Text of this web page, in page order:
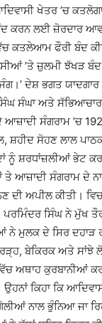
ਖੇਤਰ ’ਚ
ਕਰਨ ਲਈ ਜ਼ੋਰਦਾਰ
ਕਤਲੇਆਮ ਫੌਰੀ ਬੰਦ
’ਤੇ ਜ਼ੁਲਮੀ ਝੱਖੜ ਬੰਦ
ਦੇਸ਼ ਭਗਤ
ਸੰਘਾ ਅਤੇ
ਆਜ਼ਾਦੀ ਸੰਗਰਾਮ ’ਚ
ਸ਼ਹੀਦ ਸੋਹਣ ਲਾਲ
ਨੂੰ ਸ਼ਰਧਾਂਜ਼ਲੀਆਂ ਭੇਟ
ਤੇ ਆਜ਼ਾਦੀ ਸੰਗਰਾਮ ਦੇ
ਦੀ ਅਪੀਲ ਕੀਤੀ।
ਸਿੰਘ ਨੇ ਮੁੱਖ
ਨੇ ਮੁਲਕ ਦੇ ਸਿਰ ਦਹਾੜ
ਬੇਕਿਰਕ ਅਤੇ ਸਾਂਝੇ
ਅਥਾਹ ਕੁਰਬਾਨੀਆਂ
ਉਹਨਾਂ ਕਿਹਾ ਕਿ
ਨਾਲ ਭੁੰਨਿਆ ਜਾ